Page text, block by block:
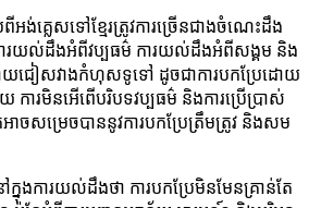
ពីអង់គ្លេសទៅខ្មែរត្រូវការច្រើនជាងចំណេះដឹង
ការយល់ដឹងអំពីវប្បធម៌ ការយល់ដឹងអំពីសង្គម និង
ដោយជៀសវាងកំហុសទូទៅ ដូចជាការបកប្រែដោយ
ការមិនអើពើបរិបទវប្បធម៌ និងការប្រើប្រាស់
ាចសម្រេចបាននូវការបកប្រែត្រឹមត្រូវ និងសម
នុងការយល់ដឹងថា ការបកប្រែមិនមែនគ្រាន់តែ